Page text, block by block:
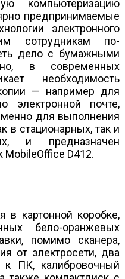
компьютеризацию
предпринимаемые
электронного
сотрудникам по-
дело с бумажными
в современных
необходимость
— например для
электронной почте,
для выполнения
в стационарных, так и
и предназначен
MobileOffice D412.
в картонной коробке,
бело-оранжевых
помимо сканера,
от электросети, два
ПК, калибровочный